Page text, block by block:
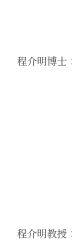
程介明博士
程介明教授